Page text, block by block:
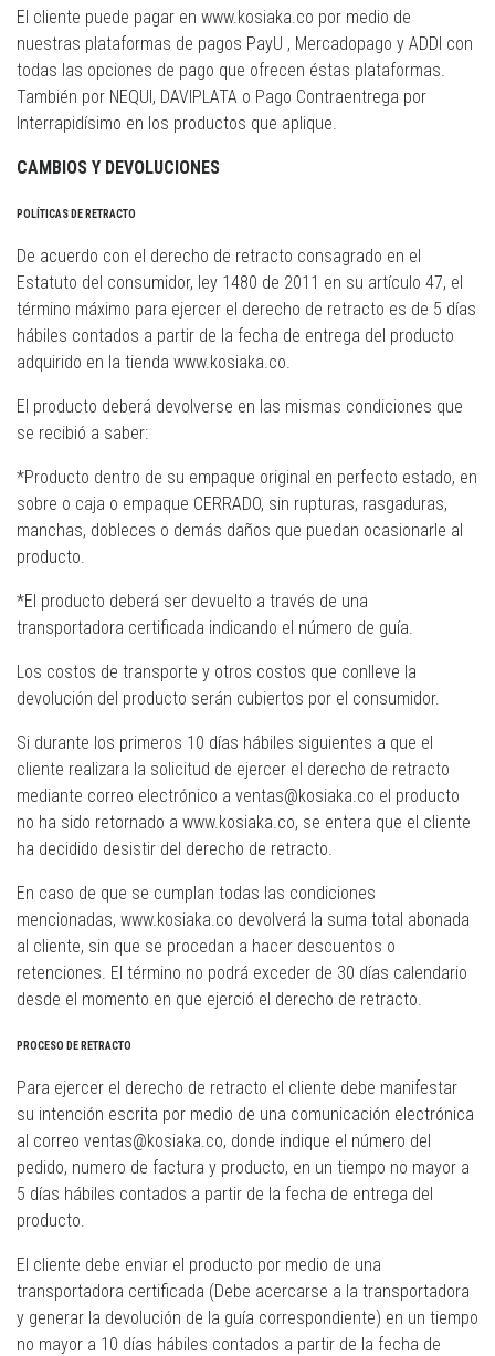
El cliente puede pagar en www.kosiaka.co por medio de
nuestras plataformas de pagos PayU , Mercadopago y ADDI con
todas las opciones de pago que ofrecen éstas plataformas.
También por NEQUI, DAVIPLATA o Pago Contraentrega por
Interrapidísimo en los productos que aplique.
CAMBIOS Y DEVOLUCIONES
POLÍTICAS DE RETRACTO
De acuerdo con el derecho de retracto consagrado en el
Estatuto del consumidor, ley 1480 de 2011 en su artículo 47, el
término máximo para ejercer el derecho de retracto es de 5 días
hábiles contados a partir de la fecha de entrega del producto
adquirido en la tienda www.kosiaka.co.
El producto deberá devolverse en las mismas condiciones que
se recibió a saber:
*Producto dentro de su empaque original en perfecto estado, en
sobre o caja o empaque CERRADO, sin rupturas, rasgaduras,
manchas, dobleces o demás daños que puedan ocasionarle al
producto.
*El producto deberá ser devuelto a través de una
transportadora certificada indicando el número de guía.
Los costos de transporte y otros costos que conlleve la
devolución del producto serán cubiertos por el consumidor.
Si durante los primeros 10 días hábiles siguientes a que el
cliente realizara la solicitud de ejercer el derecho de retracto
mediante correo electrónico a ventas@kosiaka.co el producto
no ha sido retornado a www.kosiaka.co, se entera que el cliente
ha decidido desistir del derecho de retracto.
En caso de que se cumplan todas las condiciones
mencionadas, www.kosiaka.co devolverá la suma total abonada
al cliente, sin que se procedan a hacer descuentos o
retenciones. El término no podrá exceder de 30 días calendario
desde el momento en que ejerció el derecho de retracto.
PROCESO DE RETRACTO
Para ejercer el derecho de retracto el cliente debe manifestar
su intención escrita por medio de una comunicación electrónica
al correo ventas@kosiaka.co, donde indique el número del
pedido, numero de factura y producto, en un tiempo no mayor a
5 días hábiles contados a partir de la fecha de entrega del
producto.
El cliente debe enviar el producto por medio de una
transportadora certificada (Debe acercarse a la transportadora
y generar la devolución de la guía correspondiente) en un tiempo
no mayor a 10 días hábiles contados a partir de la fecha de